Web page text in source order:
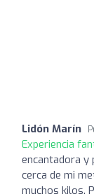
Lidón Marín
Experiencia
encantadora y
cerca de mi
muchos kilos.